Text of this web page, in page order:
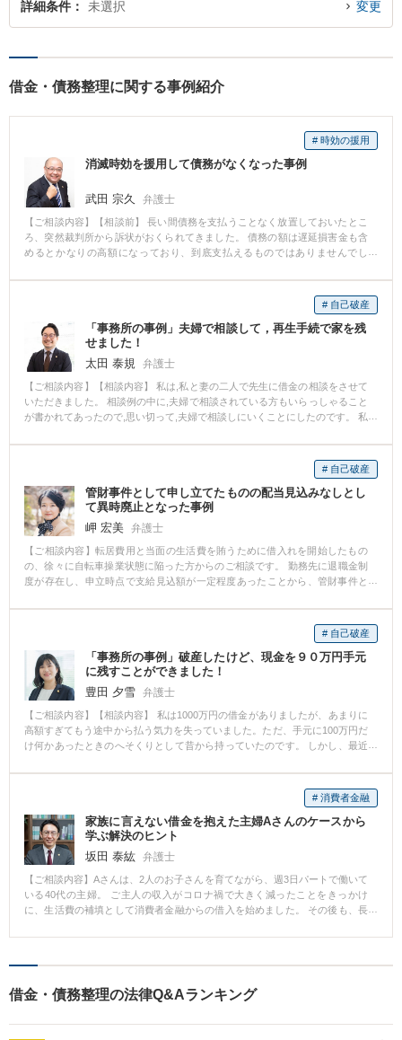
詳細条件 未選択 変更
借金・債務整理に関する事例紹介
# 時効の援用
消滅時効を援用して債務がなくなった事例
武田 宗久 弁護士
【ご相談内容】【相談前】 長い間債務を支払うことなく放置しておいたとこ
ろ、突然裁判所から訴状がおくられてきました。 債務の額は遅延損害金も含
めるとかなりの高額になっており、到底支払えるものではありませんでし
を送付してもらったところ、債務が時効で消滅したとして、訴訟も取り下げ
てもらうことができました。 【先生のコメント】 消滅時効は一部でも支払っ
てしまうと、援用できなくなる可能性があります。 支払う前に一度弁護士に
ご相談ください。
# 自己破産
「事務所の事例」夫婦で相談して，再生手続で家を残
せました！
太田 泰規 弁護士
【ご相談内容】【相談内容】 私は,私と妻の二人で先生に借金の相談をさせて
いただきました。 相談例の中に,夫婦で相談されている方もいらっしゃること
が書かれてあったので,思い切って,夫婦で相談しにいくことにしたのです。 私
く,家計を圧迫していきました。しかたなくクレジットカードで物を購入して
リボ払いにしました。すると,徐々に借金が多くなってきてしまって,追いつか
なくなったので,銀行でローンを組んだり,消費者金融からキャッシングをした
りもしました。 はじめは私だけが借金していたのですが,借りれなくなってき
たので妻にも借金をしてもらい,返済を助けてもらいました。 ところが,私も妻
もどんどん借金が増えてしまって,来月には支払いができなくなるところまで
来てしまいました。。 どうすればいいか途方にくれていたところ,先生にご相
談することにしました。 先生に相談すると,笑顔で優しく対応してくださいま
した。 内容をお話しすると,私は住宅ローンを組んでいたので,個人再生手続を
とり,妻は破産の手続を取らせていただくことにしました。 手続をとると,返済
のに,必要な資料のスムーズな集め方や今後の進め方などもお話していただけ
たのでうれしかったです。また,夫婦で手続を取るということで弁護士費用も
通常よりも安くしていただきました。そのお心遣いもありがたかったです。
そして,無事私も妻も手続きが終わり,私は再生手続で毎月ちょっとずつ債務を
返済しています。妻は破産の手続きをとったので,借金を返さなくてよくなり
無事手続が終わって本当によかったです。 私のところには,ご夫婦でご相談い
ただくことも多いです。 負債の金額次第では,お二人とも手続きが必要な場合
もあり,お客様の内容に応じて最適な方法をご提案させていただいておりま
内させていただきました。 ご相談されるかたの中には,インターネットの一部
の情報をみて,手続に関して誤解をもってらっしゃる方もおられます。 ですの
で,まずはご相談いただくのが一番だと思います。 今回はご依頼いただきまし
てありがとうございました。
# 自己破産
管財事件として申し立てたものの配当見込みなしとし
て異時廃止となった事例
岬 宏美 弁護士
【ご相談内容】転居費用と当面の生活費を賄うために借入れを開始したもの
の、徐々に自転車操業状態に陥った方からのご相談です。 勤務先に退職金制
度が存在し、申立時点で支給見込額が一定程度あったことから、管財事件と
廃止となり、免責不許可事由も存在しないとして、免責決定を得ることがで
きました。 一定の退職金の支給が見込まれる場合、その額によっては管財事
件として扱われますが、支給見込額全額が財産として評価されるわけではあ
りません。詳しくはご相談時にお問合せ下さい。
# 自己破産
「事務所の事例」破産したけど、現金を９０万円手元
に残すことができました！
豊田 夕雪 弁護士
【ご相談内容】【相談内容】 私は1000万円の借金がありましたが、あまりに
高額すぎてもう途中から払う気力を失っていました。ただ、手元に100万円だ
け何かあったときのへそくりとして昔から持っていたのです。 しかし、最近
ててしまおうかと思っていました。そんなときに先生にご相談させていただ
きました。 先生にご相談したら、100万円を今返済に充てたとしても、1000
万円の借金があるから、返済に充てることは得策ではないとアドバイスをい
ただきました。 そのかわり、破産という手続が今回は私にとって一番良い選
択ではないかとご提案いただきました。 私としては、破産することに抵抗が
あったものの、先生から破産をすることのメリットとデメリットをしっかり
ご説明いただいたおかげで、破産のイメージが変わりました。 しかも、今回
の100万円は、一部弁護士費用に充てて、残りは、維持することができる可能
性が高いとのアドバイスをいただきました。 それを聞いて、破産の手続きを
とることを先生に依頼しました。 手続をして、1000万円の負債は免責されて
もかも失ってしまうようなイメージがありますが、実際はそんなことはあり
ません。TV、冷蔵庫などの生活必需品も残せますし、今回のように一定の預
# 消費者金融
家族に言えない借金を抱えた主婦Aさんのケースから
学ぶ解決のヒント
坂田 泰紘 弁護士
【ご相談内容】Aさんは、2人のお子さんを育てながら、週3日パートで働いて
いる40代の主婦。 ご主人の収入がコロナ禍で大きく減ったことをきっかけ
に、生活費の補填として消費者金融からの借入を始めました。 その後も、長
買い替えも重なって、借金はさらに増加。 最初は「一時的な借入れでなんと
「夫にバレたらどうしよう…」「子どもたちに迷惑をかけたくない」と思
い、誰にも相談できないまま日々を過ごしていたそうです。 返済日が近づく
借金・債務整理の法律Q&Aランキング